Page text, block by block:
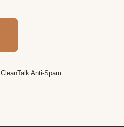
CleanTalk Anti-Spam